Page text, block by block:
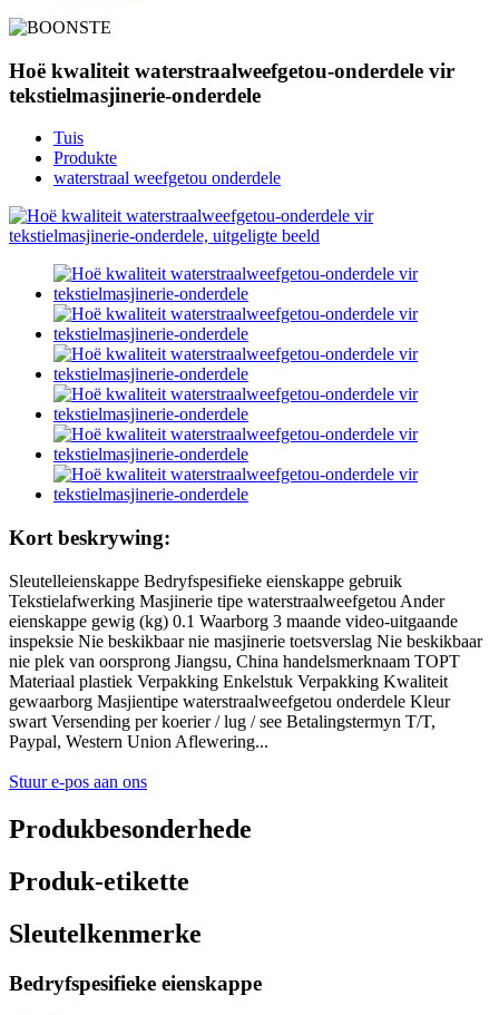
Hoë kwaliteit waterstraalweefgetou-onderdele vir
tekstielmasjinerie-onderdele
Tuis
Produkte
waterstraal weefgetou onderdele
Kort beskrywing:
Sleutelleienskappe Bedryfspesifieke eienskappe gebruik
Tekstielafwerking Masjinerie tipe waterstraalweefgetou Ander
eienskappe gewig (kg) 0.1 Waarborg 3 maande video-uitgaande
inspeksie Nie beskikbaar nie masjinerie toetsverslag Nie beskikbaar
nie plek van oorsprong Jiangsu, China handelsmerknaam TOPT
Materiaal plastiek Verpakking Enkelstuk Verpakking Kwaliteit
gewaarborg Masjientipe waterstraalweefgetou onderdele Kleur
swart Versending per koerier / lug / see Betalingstermyn T/T,
Paypal, Western Union Aflewering...
Stuur e-pos aan ons
Produkbesonderhede
Produk-etikette
Sleutelkenmerke
Bedryfspesifieke eienskappe